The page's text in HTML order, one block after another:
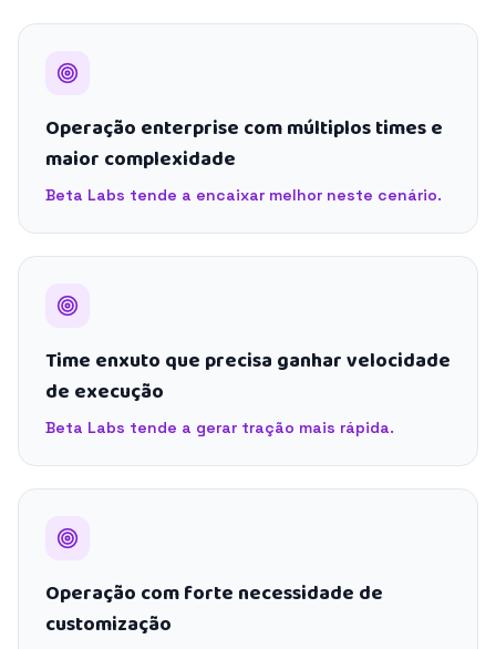
Operação enterprise com múltiplos times e
maior complexidade
Beta Labs tende a encaixar melhor neste cenário.
Time enxuto que precisa ganhar velocidade
de execução
Beta Labs tende a gerar tração mais rápida.
Operação com forte necessidade de
customização